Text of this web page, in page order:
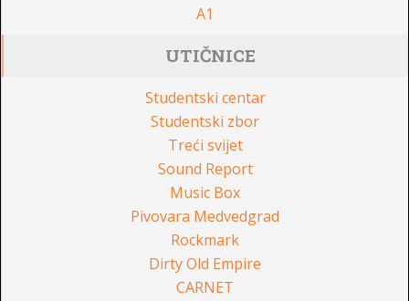
A1
UTIČNICE
Studentski centar
Studentski zbor
Treći svijet
Sound Report
Music Box
Pivovara Medvedgrad
Rockmark
Dirty Old Empire
CARNET